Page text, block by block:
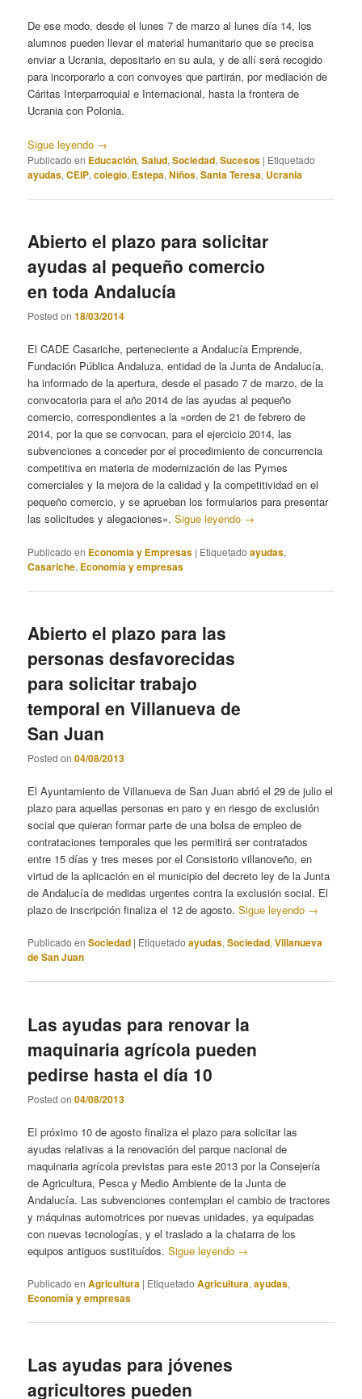
De ese modo, desde el lunes 7 de marzo al lunes día 14, los
alumnos pueden llevar el material humanitario que se precisa
enviar a Ucrania, depositarlo en su aula, y de allí será recogido
para incorporarlo a con convoyes que partirán, por mediación de
Cáritas Interparroquial e Internacional, hasta la frontera de
Ucrania con Polonia.
Sigue leyendo →
Publicado en Educación,Salud,Sociedad,Sucesos | Etiquetado
ayudas,CEIP,colegio, Estepa,Niños,Santa Teresa, Ucrania
Abierto el plazo para solicitar
ayudas al pequeño comercio
en toda Andalucía
Posted on18/03/2014
El CADE Casariche, perteneciente a Andalucía Emprende,
Fundación Pública Andaluza, entidad de la Junta de Andalucía,
ha informado de la apertura, desde el pasado 7 de marzo, de la
convocatoria para el año 2014 de las ayudas al pequeño
comercio, correspondientes a la «orden de 21 de febrero de
2014, por la que se convocan, para el ejercicio 2014, las
subvenciones a conceder por el procedimiento de concurrencia
competitiva en materia de modernización de las Pymes
comerciales y la mejora de la calidad y la competitividad en el
pequeño comercio, y se aprueban los formularios para presentar
las solicitudes y alegaciones».Sigue leyendo →
Publicado en Economia y Empresas | Etiquetado ayudas,
Casariche, Economía y empresas
Abierto el plazo para las
personas desfavorecidas
para solicitar trabajo
temporal en Villanueva de
San Juan
Posted on04/08/2013
El Ayuntamiento de Villanueva de San Juan abrió el 29 de julio el
plazo para aquellas personas en paro y en riesgo de exclusión
social que quieran formar parte de una bolsa de empleo de
contrataciones temporales que les permitirá ser contratados
entre 15 días y tres meses por el Consistorio villanoveño, en
virtud de la aplicación en el municipio del decreto ley de la Junta
de Andalucía de medidas urgentes contra la exclusión social. El
plazo de inscripción finaliza el 12 de agosto.Sigue leyendo →
Publicado en Sociedad | Etiquetado ayudas,Sociedad,Villanueva
de San Juan
Las ayudas para renovar la
maquinaria agrícola pueden
pedirse hasta el día 10
Posted on04/08/2013
El próximo 10 de agosto finaliza el plazo para solicitar las
ayudas relativas a la renovación del parque nacional de
maquinaria agrícola previstas para este 2013 por la Consejería
de Agricultura, Pesca y Medio Ambiente de la Junta de
Andalucía. Las subvenciones contemplan el cambio de tractores
y máquinas automotrices por nuevas unidades, ya equipadas
con nuevas tecnologías, y el traslado a la chatarra de los
equipos antiguos sustituídos.Sigue leyendo →
Publicado en Agricultura | Etiquetado Agricultura,ayudas,
Economía y empresas
Las ayudas para jóvenes
agricultores pueden